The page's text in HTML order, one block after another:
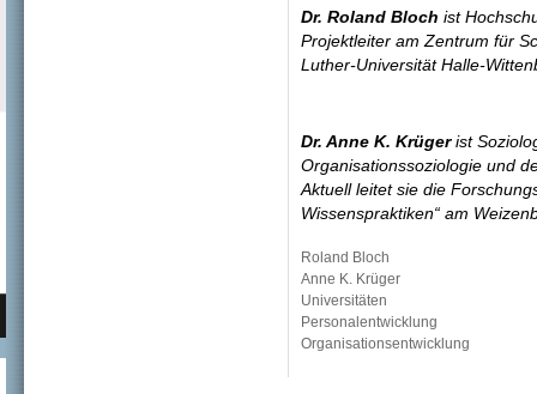
Dr. Roland Bloch ist
Projektleiter am Zentrum für
Luther-Universität Halle-
Dr. Anne K. Krügerist
Organisationssoziologie und
Aktuell leitet sie die
Wissenspraktiken“ am
Roland Bloch
Anne K. Krüger
Universitäten
Personalentwicklung
Organisationsentwicklung